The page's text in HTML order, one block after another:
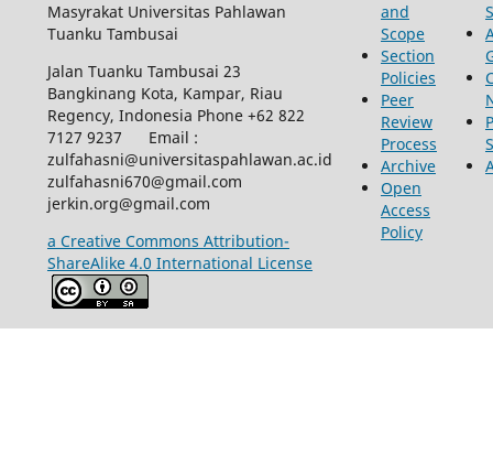
Masyrakat Universitas Pahlawan
Tuanku Tambusai
Jalan Tuanku Tambusai 23
Bangkinang Kota, Kampar, Riau
Regency, Indonesia Phone +62 822
7127 9237 Email :
zulfahasni@universitaspahlawan.ac.id
zulfahasni670@gmail.com
jerkin.org@gmail.com
a Creative Commons Attribution-
ShareAlike 4.0 International License
and
Scope
Section
Policies
Peer
Review
Process
Archive
Open
Access
Policy